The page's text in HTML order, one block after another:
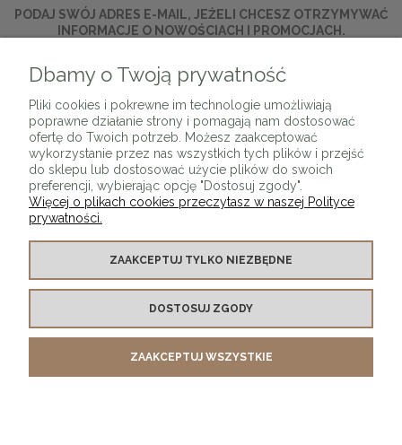
PODAJ SWÓJ ADRES E-MAIL, JEŻELI CHCESZ OTRZYMYWAĆ
INFORMACJE O NOWOŚCIACH I PROMOCJACH.
KONTAKT Z NAMI
MOJE KONTO
Dbamy o Twoją prywatność
Pliki cookies i pokrewne im technologie umożliwiają
poprawne działanie strony i pomagają nam dostosować
ofertę do Twoich potrzeb. Możesz zaakceptować
wykorzystanie przez nas wszystkich tych plików i przejść
do sklepu lub dostosować użycie plików do swoich
preferencji, wybierając opcję "Dostosuj zgody".
Więcej o plikach cookies przeczytasz w naszej Polityce
prywatności.
ZAAKCEPTUJ TYLKO NIEZBĘDNE
DOSTOSUJ ZGODY
ZAAKCEPTUJ WSZYSTKIE